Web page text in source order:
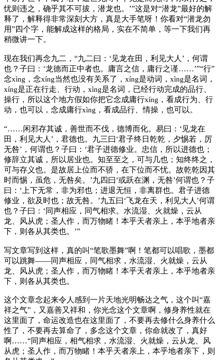
忧则违之，确乎其不可拔，潜龙也。’”这是对“潜龙”最好的解
释了，解释得非常深刻大方，真是大手笔呀！你看对“潜龙勿
用”四个字，能解成这样的格局，实在不简单，等一下我们再
稍微讲一下。
现在我们再念九二， “九二曰：‘见龙在田，利见大人’，何谓
也？子曰：‘龙德而正中者也。庸言之信，庸行之谨……’”“行”
念xìng ，念xíng当然也没有关系了， xíng是动词， xìng是名词，
xíng是正在行走、行动， xìng是名词，已经行动完成的品行、
操行，所以这个地方假如你把它念成庸行xíng ，看成行为、行
动，也可以，念成庸行xìng ，看成品行、情操，也可以。
“……闲邪存其诚，善世而不伐，德博而化。易曰：‘见龙在
田，利见大人’，君德也。九三曰‘君子终日乾乾，夕惕若，厉
无咎’，何谓也？子曰：‘君子进德修业。忠信，所以进德也；
修辞立其诚，所以居业也。知至至之，可与几也；知终终之，
可与存义也。是故居上位而不骄，在下位而不忧。故乾乾因其
时而惕，虽危，无咎矣。’九四曰‘或跃在渊，无咎’何谓也？子
曰：‘上下无常，非为邪也；进退无恒，非离群也。君子进德
修业，欲及时也；故无咎。’九五曰‘飞龙在天，利见大人’何谓
也？子曰：‘同声相应，同气相求。水流湿、火就燥，云从
龙、风从虎；圣人作，而万物睹！本乎天者亲上，本乎地者亲
下，则各从其类也。’”
写文章写到这样，真的叫“笔歌墨舞”啊！笔都可以唱歌，墨都
可以跳舞——同声相应，同气相求，水流湿、火就燥，云从
龙、风从虎；圣人作，而万物睹！本乎天者亲上，本乎地者亲
下，则各从其类也。
这个文章念起来令人感到一片天地光明畅达之气，这个叫“嘉
祥之气”，又嘉善又祥和，你光念这个文章啊，修身养性就在
这里面了，命运改造也在这里面了，不要再去修什么身养什么
性了，不要再去算命了，多念这个文章，你命就改了，真好
啊……“同声相应，相气相求，水流湿、火就燥，云从龙、风
从虎；圣人作，而万物睹！本乎天者亲上，本乎地者亲下，则